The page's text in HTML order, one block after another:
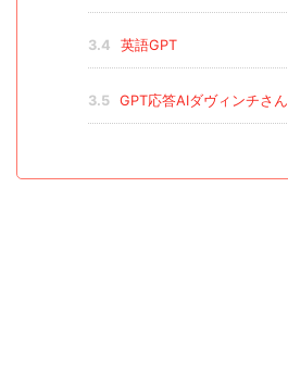
3.4 英語GPT
3.5 GPT応答AIダヴィンチさん